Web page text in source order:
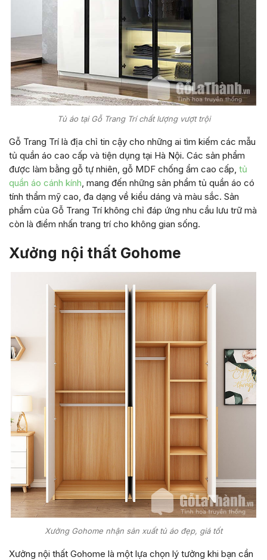
Tủ áo tại Gỗ Trang Trí chất lượng vượt trội
Gỗ Trang Trí là địa chỉ tin cậy cho những ai tìm kiếm các mẫu
tủ quần áo cao cấp và tiện dụng tại Hà Nội. Các sản phẩm
được làm bằng gỗ tự nhiên, gỗ MDF chống ẩm cao cấp, tủ
quần áo cánh kính, mang đến những sản phẩm tủ quần áo có
tính thẩm mỹ cao, đa dạng về kiểu dáng và màu sắc. Sản
phẩm của Gỗ Trang Trí không chỉ đáp ứng nhu cầu lưu trữ mà
còn là điểm nhấn trang trí cho không gian sống.
Xưởng nội thất Gohome
Xưởng Gohome nhận sản xuất tủ áo đẹp, giá tốt
Xưởng nội thất Gohome là một lựa chọn lý tưởng khi bạn cần